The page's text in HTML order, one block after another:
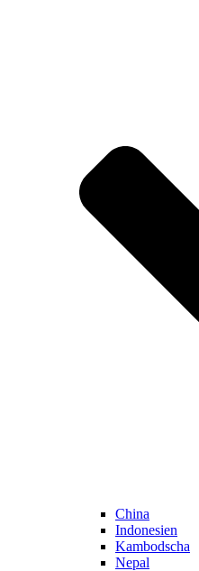
China
Indonesien
Kambodscha
Nepal